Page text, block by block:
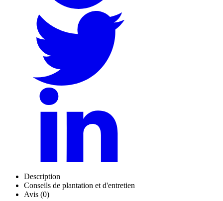
Description
Conseils de plantation et d'entretien
Avis (0)